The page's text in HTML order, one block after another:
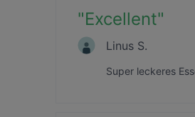
"Excellent"
Linus S.
Super leckeres